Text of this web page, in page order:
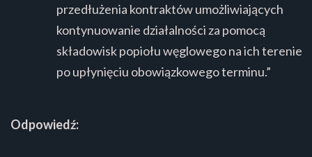
przedłużenia kontraktów umożliwiających
kontynuowanie działalności za pomocą
składowisk popiołu węglowego na ich terenie
po upłynięciu obowiązkowego terminu.”
Odpowiedź: